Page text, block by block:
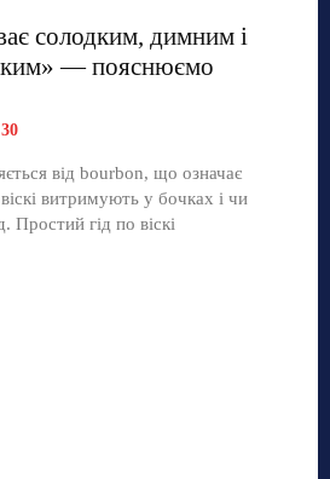
солодким, димним і
— пояснюємо
від bourbon, що означає
витримують у бочках і чи
Простий гід по віскі